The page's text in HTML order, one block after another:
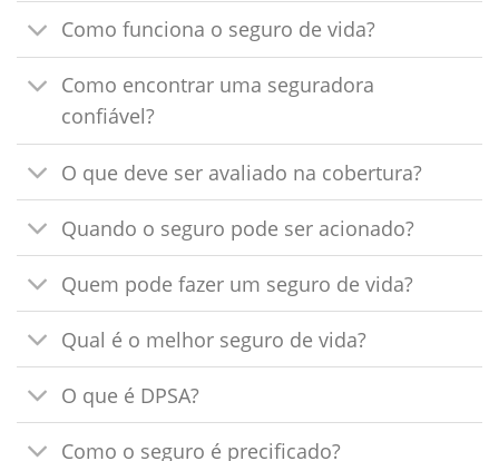
Como funciona o seguro de vida?
Como encontrar uma seguradora
confiável?
O que deve ser avaliado na cobertura?
Quando o seguro pode ser acionado?
Quem pode fazer um seguro de vida?
Qual é o melhor seguro de vida?
O que é DPSA?
Como o seguro é precificado?